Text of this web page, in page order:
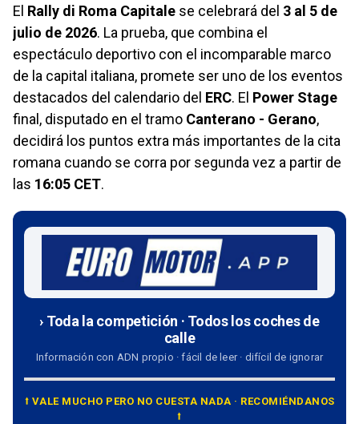
El Rally di Roma Capitale se celebrará del 3 al 5 de
julio de 2026. La prueba, que combina el
espectáculo deportivo con el incomparable marco
de la capital italiana, promete ser uno de los eventos
destacados del calendario del ERC. El Power Stage
final, disputado en el tramo Canterano - Gerano,
decidirá los puntos extra más importantes de la cita
romana cuando se corra por segunda vez a partir de
las 16:05 CET.
› Toda la competición · Todos los coches de
calle
Información con ADN propio · fácil de leer · difícil de ignorar
⭡ VALE MUCHO PERO NO CUESTA NADA · RECOMIÉNDANOS
⭡